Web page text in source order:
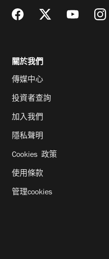
關於我們
傳媒中心
投資者查詢
加入我們
隱私聲明
Cookies 政策
使用條款
管理cookies